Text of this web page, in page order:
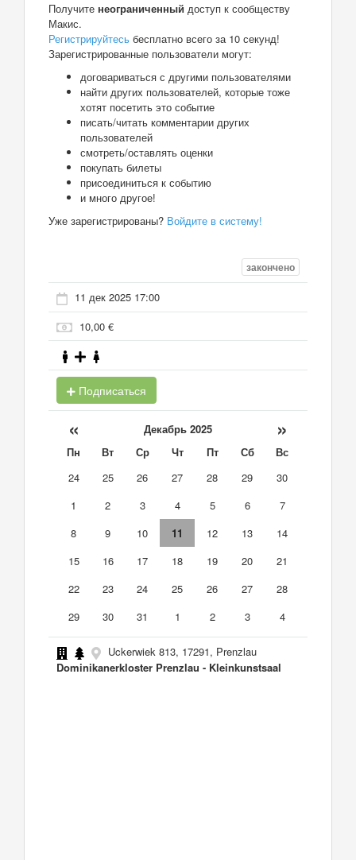
Получите неограниченный доступ к сообществу
Макис.
Регистрируйтесь бесплатно всего за 10 секунд!
Зарегистрированные пользователи могут:
договариваться с другими пользователями
найти других пользователей, которые тоже
хотят посетить это событие
писать/читать комментарии других
пользователей
смотреть/оставлять оценки
покупать билеты
присоединиться к событию
и много другое!
Уже зарегистрированы? Войдите в систему!
закончено
11 дек 2025 17:00
10,00 €
Подписаться
« Декабрь 2025 »
Пн Вт Ср Чт Пт Сб
Вс
24
25 26 27 28 29
30
1
2 3 4 5 6
7
8
9 10 11 12 13
14
15
16 17 18 19 20
21
22
23 24 25 26 27
28
29
30 31 1 2 3 4
Uckerwiek 813, 17291, Prenzlau
Dominikanerkloster Prenzlau - Kleinkunstsaal